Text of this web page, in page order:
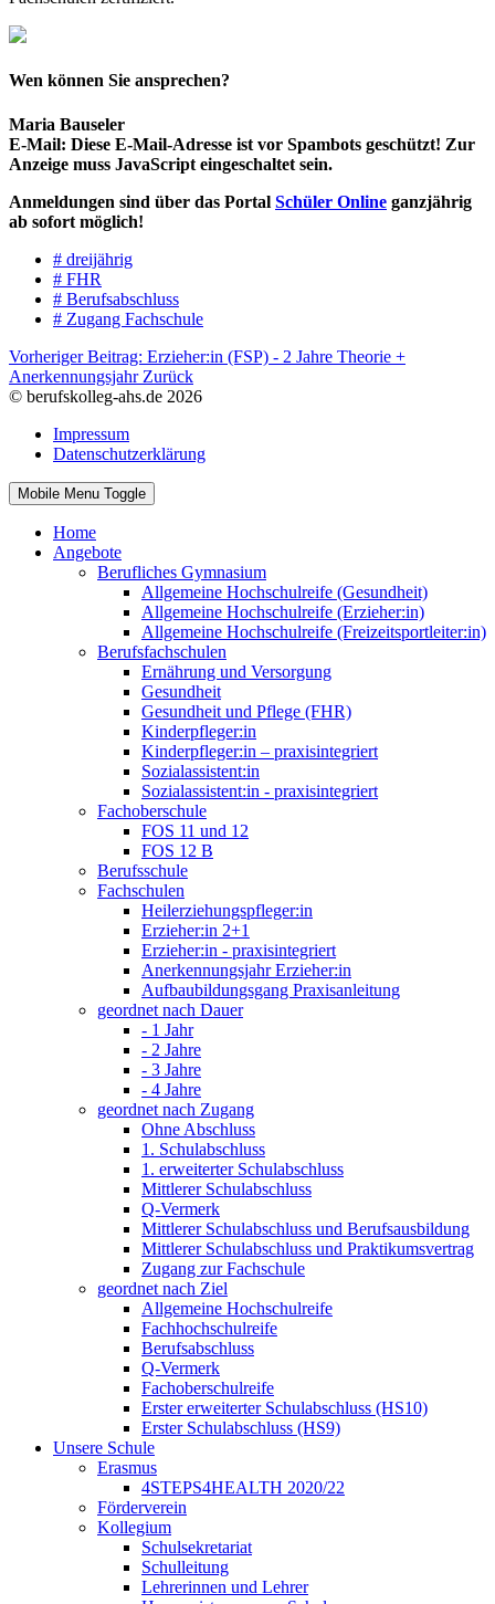
Wen können Sie ansprechen?
Maria Bauseler
E-Mail: Diese E-Mail-Adresse ist vor Spambots geschützt! Zur
Anzeige muss JavaScript eingeschaltet sein.
Anmeldungen sind über das Portal Schüler Online ganzjährig
ab sofort möglich!
# dreijährig
# FHR
# Berufsabschluss
# Zugang Fachschule
Vorheriger Beitrag: Erzieher:in (FSP) - 2 Jahre Theorie +
Anerkennungsjahr Zurück
© berufskolleg-ahs.de 2026
Impressum
Datenschutzerklärung
Mobile Menu Toggle
Home
Angebote
Berufliches Gymnasium
Allgemeine Hochschulreife (Gesundheit)
Allgemeine Hochschulreife (Erzieher:in)
Allgemeine Hochschulreife (Freizeitsportleiter:in)
Berufsfachschulen
Ernährung und Versorgung
Gesundheit
Gesundheit und Pflege (FHR)
Kinderpfleger:in
Kinderpfleger:in – praxisintegriert
Sozialassistent:in
Sozialassistent:in - praxisintegriert
Fachoberschule
FOS 11 und 12
FOS 12 B
Berufsschule
Fachschulen
Heilerziehungspfleger:in
Erzieher:in 2+1
Erzieher:in - praxisintegriert
Anerkennungsjahr Erzieher:in
Aufbaubildungsgang Praxisanleitung
geordnet nach Dauer
- 1 Jahr
- 2 Jahre
- 3 Jahre
- 4 Jahre
geordnet nach Zugang
Ohne Abschluss
1. Schulabschluss
1. erweiterter Schulabschluss
Mittlerer Schulabschluss
Q-Vermerk
Mittlerer Schulabschluss und Berufsausbildung
Mittlerer Schulabschluss und Praktikumsvertrag
Zugang zur Fachschule
geordnet nach Ziel
Allgemeine Hochschulreife
Fachhochschulreife
Berufsabschluss
Q-Vermerk
Fachoberschulreife
Erster erweiterter Schulabschluss (HS10)
Erster Schulabschluss (HS9)
Unsere Schule
Erasmus
4STEPS4HEALTH 2020/22
Förderverein
Kollegium
Schulsekretariat
Schulleitung
Lehrerinnen und Lehrer